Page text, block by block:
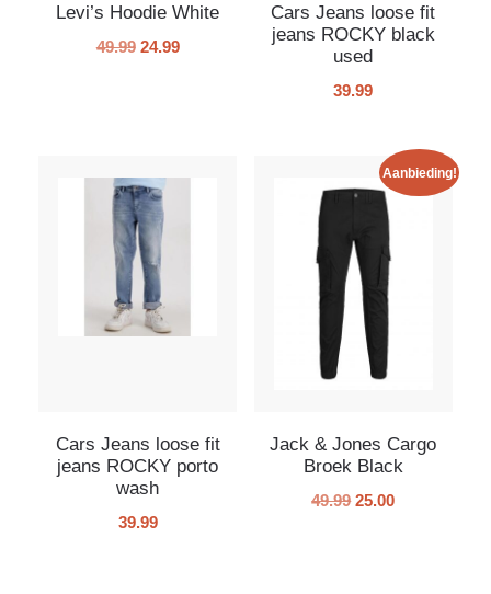
Levi’s Hoodie White
49.99 24.99
Cars Jeans loose fit
jeans ROCKY black
used
39.99
Cars Jeans loose fit
jeans ROCKY porto
wash
39.99
Aanbieding!
Jack & Jones Cargo
Broek Black
49.99 25.00